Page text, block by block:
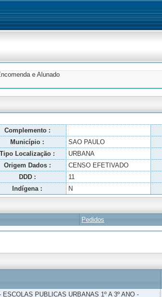
e Alunado
Complemento :
Município : SAO PAULO
Tipo Localização : URBANA
Origem Dados : CENSO EFETIVADO
DDD : 11
Indígena : N
Pedidos
ESCOLAS PUBLICAS URBANAS 1º A 3º ANO -